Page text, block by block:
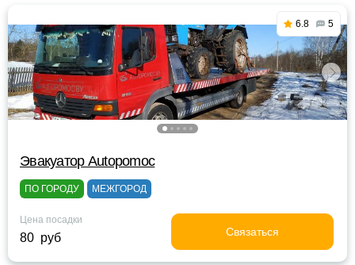
6.8 5
Эвакуатор Autopomoc
ПО ГОРОДУ МЕЖГОРОД
Цена посадки
80 руб Связаться